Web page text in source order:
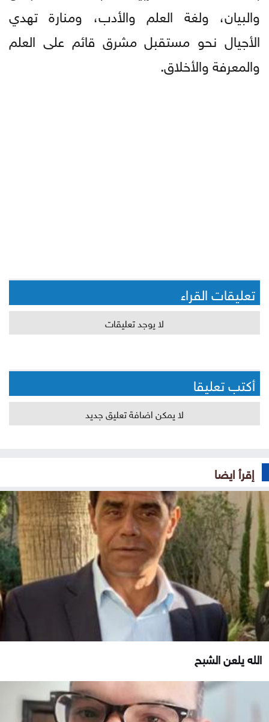
والبيان، ولغة العلم والأدب، ومنارة تهدي
الأجيال نحو مستقبل مشرق قائم على العلم
والمعرفة والأخلاق.
تعليقات القراء
لا يوجد تعليقات
أكتب تعليقا
لا يمكن اضافة تعليق جديد
إقرأ ايضا
الله يلعن الشبح